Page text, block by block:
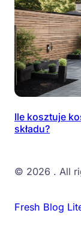
Ile kosztuje
składu?
© 2026 . All
Fresh Blog